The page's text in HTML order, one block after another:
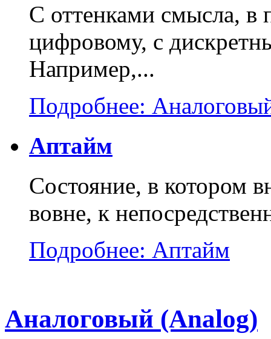
С оттенками смысла, в
цифровому, с
Например,...
Подробнее:
Аптайм
Состояние, в котором
вовне, к
Подробнее: Аптайм
Аналоговый (Analog)